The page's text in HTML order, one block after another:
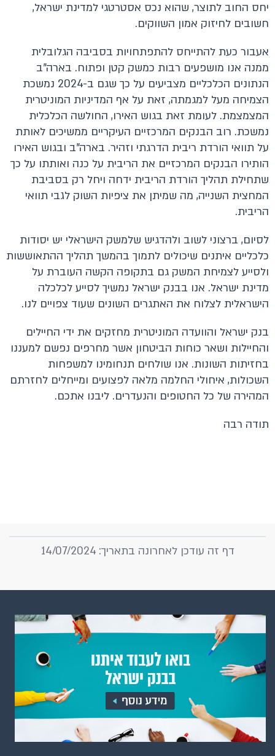
יחס החוב לתוצר, שהוא נכס אסטרטגי למדינת ישראל,
חשובים לחיזוק אמון השווקים.
אעבור כעת להתייחס להתפתחויות בסביבה הגלובלית
ממנה אנו מושפעים רבות כמשק קטן ופתוח. בארה"ב
הנתונים הכלכליים מצביעים על כך שגם ב-2024 נמשכת
הצמיחה מעל למגמתה, זאת על אף המדיניות המוניטרית
המצמצמת. לעומת זאת בגוש האירו, החולשה הכלכלית
נמשכת. רוב הבנקים המרכזיים העיקריים ממשיכים לאותת
על תוואי הורדת ריבית הדרגתי וזהיר. בארה"ב ובגוש האירו
הותירו הבנקים המרכזיים את הריבית על כנה ואותתו על כך
שתחילת תהליך הורדת הריבית ידחה ויחל רק בסביבת
המחצית השנייה, מה שמיתן את ציפיות השוק לגבי תוואי
הריבית.
לסיום, ברצוני לשוב ולהדגיש שלמשק הישראלי יש יסודות
כלכליים איתנים שיכולים לתמוך בהמשך תהליך ההתאוששות
ולסייע לצמיחת המשק גם בתקופה הקשה העוברת על
מדינת ישראל. אנו בבנק ישראל נמשיך לסייע לכלכלה
הישראלית לצלוח את האתגרים השונים שעוד צפויים לנו.
בנק ישראל והוועדה המוניטרית מחזקים את ידי החיילים
והחיילות ושאר כוחות הביטחון אשר מחרפים נפשם למעננו
בחזיתות השונות. אנו שולחים תנחומינו למשפחות
השכולות, איחולי החלמה מלאה לפצועים ומייחלים לחזרתם
המהירה של כל החטופים והנעדרים. ליבנו אתכם.
תודה רבה
דף זה עודכן לאחרונה בתאריך: 14/07/2024